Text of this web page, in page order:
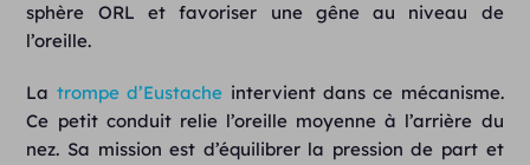
sphère ORL et favoriser une gêne au niveau de
l’oreille.
La trompe d’Eustache intervient dans ce mécanisme.
Ce petit conduit relie l’oreille moyenne à l’arrière du
nez. Sa mission est d’équilibrer la pression de part et